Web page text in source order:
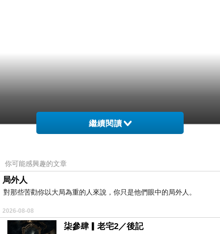
繼續閱讀
你可能感興趣的文章
局外人
對那些苦勸你以大局為重的人來說，你只是他們眼中的局外人。
2026-08-08
柒參肆▎老宅2／後記